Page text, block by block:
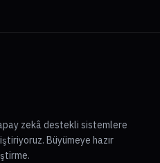
zekâ destekli sistemlere
Büyümeye hazır